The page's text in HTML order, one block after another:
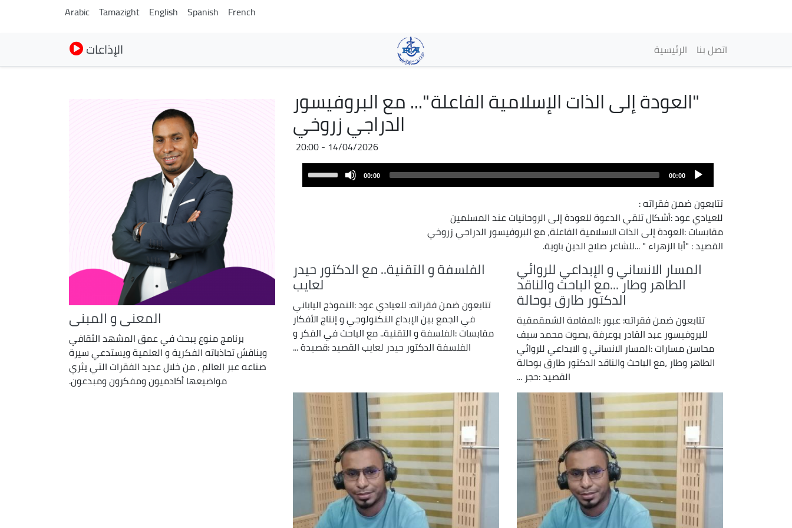
main
content
Arabic Tamazight English Spanish French
الإذاعات Navigation
الرئيسية اتصل بنا
"العودة إلى الذات الإسلامية الفاعلة "... مع البروفيسور
الدراجي زروخي
14/04/2026 - 20:00
Player
00:00
00:00
decrease
volume.
تتابعون ضمن فقراته :
للعيادي عود :أشكال تلقي الدعوة للعودة إلى الروحانيات عند المسلمين
مقابسات :العودة إلى الذات الاسلامية الفاعلة، مع البروفيسور الدراجي زروخي
القصيد : "أبا الزهراء " ...للشاعر صلاح الدين باوية.
المسار الانساني و الإبداعي للروائي
الطاهر وطار ...مع الباحث والناقد
الدكتور طارق بوحالة
تتابعون ضمن فقراته: عبور :المقامة الشمقمقية
للبروفيسور عبد القادر بوعرفة ،بصوت محمد سيف
محاسن مسارات :المسار الانساني و الابداعي للروائي
الطاهر وطار ،مع الباحث والناقد الدكتور طارق بوحالة
القصيد :حجر ...
الفلسفة و التقنية.. مع الدكتور حيدر
لعايب
تتابعون ضمن فقراته: للعيادي عود :النموذج الياباني
في الجمع بين الإبداع التكنولوجي و إنتاج الأفكار
مقابسات :الفلسفة و التقنية.. مع الباحث في الفكر و
الفلسفة الدكتور حيدر لعايب القصيد :قصيدة ...
المعنى و المبنى
برنامج منوع يبحث في عمق المشهد الثقافي
ويناقش تجاذباته الفكرية و العلمية ويستدعي سيرة
صناعه عبر العالم ، من خلال عديد الفقرات التي يثري
مواضيعها أكادميون ومفكرون ومبدعون.